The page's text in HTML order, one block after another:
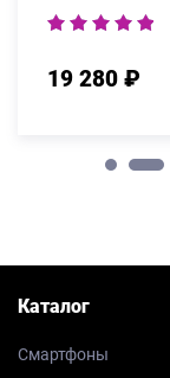
19 280 ₽
Каталог
Смартфоны